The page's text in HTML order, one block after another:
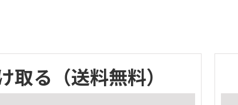
取る （送料無料）